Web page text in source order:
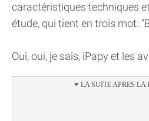
caractéristiques techniques
étude, qui tient en trois mot:
Oui, oui, je sais, iPapy et les